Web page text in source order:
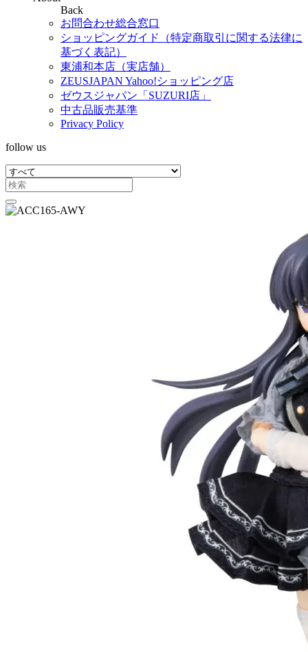
Back
お問合わせ総合窓口
ショッピングガイド（特定商取引に関する法律に
基づく表記）
東浦和本店（実店舗）
ZEUSJAPAN Yahoo!ショッピング店
ゼウスジャパン「SUZURI店」
中古品販売基準
Privacy Policy
follow us